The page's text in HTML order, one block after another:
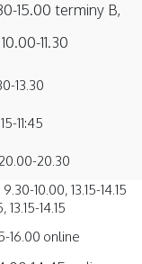
15.00 terminy B,
11.30
13.30
11:45
20.30
10.00, 13.15-14.15
13.15-14.15
16.00 online